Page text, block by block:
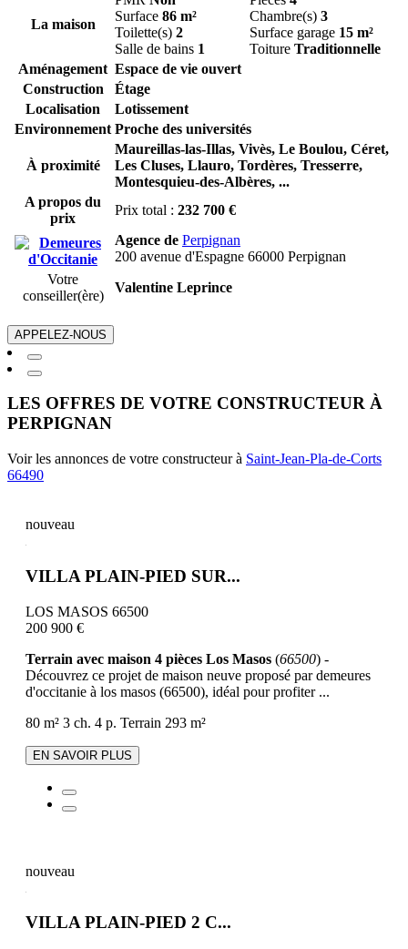
La maison
Surface 86 m²
Toilette(s) 2
Salle de bains 1
Chambre(s) 3
Surface garage 15 m²
Toiture Traditionnelle
Aménagement Espace de vie ouvert
Construction
Étage
Localisation
Lotissement
Environnement Proche des universités
À proximité
Maureillas-las-Illas, Vivès, Le Boulou, Céret,
Les Cluses, Llauro, Tordères, Tresserre,
Montesquieu-des-Albères, ...
A propos du
prix
Prix total : 232 700 €
Agence de Perpignan
200 avenue d'Espagne 66000 Perpignan
Votre
conseiller(ère)
Valentine Leprince
APPELEZ-NOUS
LES OFFRES DE VOTRE CONSTRUCTEUR À
PERPIGNAN
Voir les annonces de votre constructeur à Saint-Jean-Pla-de-Corts
66490
nouveau
VILLA PLAIN-PIED SUR...
LOS MASOS 66500
200 900 €
Terrain avec maison 4 pièces Los Masos (66500) -
Découvrez ce projet de maison neuve proposé par demeures
d'occitanie à los masos (66500), idéal pour profiter ...
80 m² 3 ch. 4 p. Terrain 293 m²
EN SAVOIR PLUS
nouveau
VILLA PLAIN-PIED 2 C...